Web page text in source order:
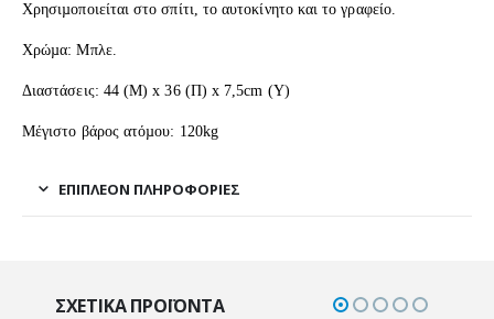
Χρησιµοποιείται στο σπίτι, το αυτοκίνητο και το γραφείο.
Χρώµα: Mπλε.
Διαστάσεις: 44 (Μ) x 36 (Π) x 7,5cm (Υ)
Μέγιστο βάρος ατόµου: 120kg
ΕΠΙΠΛΈΟΝ ΠΛΗΡΟΦΟΡΊΕΣ
ΣΧΕΤΙΚΆ ΠΡΟΪΌΝΤΑ